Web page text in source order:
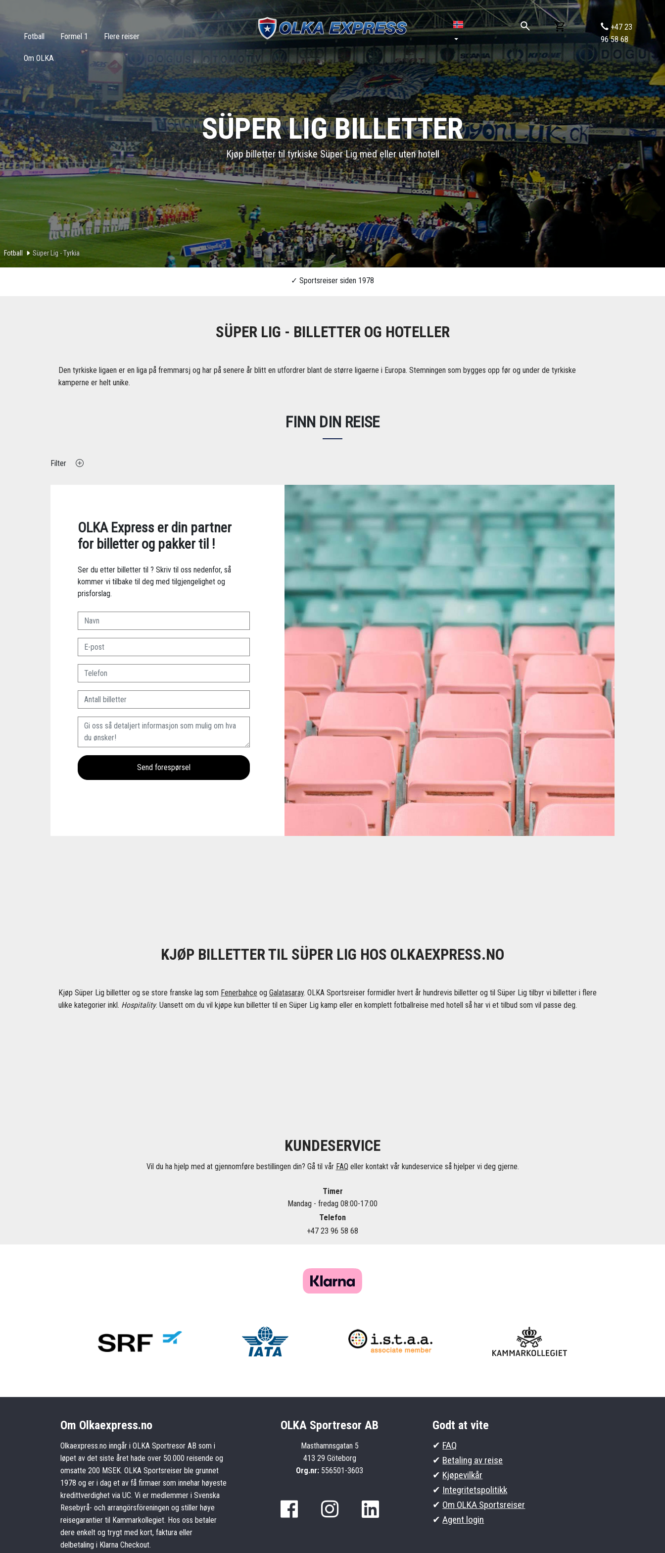
+47 23
96 58 68
Fotball Formel 1 Flere reiser
Om OLKA
SÜPER LIG BILLETTER
Kjøp billetter til tyrkiske Süper Lig med eller uten hotell
Fotball Süper Lig - Tyrkia
SÜPER LIG - BILLETTER OG HOTELLER
Den tyrkiske ligaen er en liga på fremmarsj og har på senere år blitt en utfordrer blant de større ligaerne i Europa. Stemningen som bygges opp før og under de tyrkiske
kamperne er helt unike.
KJØP BILLETTER TIL SÜPER LIG HOS OLKAEXPRESS.NO
Kjøp Süper Lig billetter og se store franske lag som Fenerbahce og Galatasaray. OLKA Sportsreiser formidler hvert år hundrevis billetter og til Süper Lig tilbyr vi billetter i flere
ulike kategorier inkl. Hospitality. Uansett om du vil kjøpe kun billetter til en Süper Lig kamp eller en komplett fotballreise med hotell så har vi et tilbud som vil passe deg.
KUNDESERVICE
Vil du ha hjelp med at gjennomføre bestillingen din? Gå til vår FAQ eller kontakt vår kundeservice så hjelper vi deg gjerne.
Timer
Mandag - fredag 08:00-17:00
Telefon
+47 23 96 58 68
Om Olkaexpress.no
Olkaexpress.no inngår i OLKA Sportresor AB som i
løpet av det siste året hade over 50.000 reisende og
omsatte 200 MSEK. OLKA Sportsreiser ble grunnet
1978 og er i dag et av få firmaer som innehar høyeste
kredittverdighet via UC. Vi er medlemmer i Svenska
Resebyrå- och arrangörsföreningen og stiller høye
reisegarantier til Kammarkollegiet. Hos oss betaler
dere enkelt og trygt med kort, faktura eller
delbetaling i Klarna Checkout.
OLKA Sportresor AB
Masthamnsgatan 5
413 29 Göteborg
Org.nr: 556501-3603
Godt at vite
✔ FAQ
✔ Betaling av reise
✔ Kjøpevilkår
✔ Integritetspolitikk
✔ Om OLKA Sportsreiser
✔Agent login